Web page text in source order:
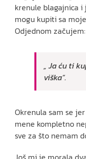
krenule blagajnica
mogu kupiti sa
Odjednom začujem:
„ Ja ću ti
viška“.
Okrenula sam se
mene kompletno
sve za što nemam